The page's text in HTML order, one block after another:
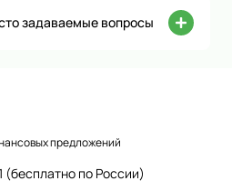
задаваемые вопросы
предложений
(бесплатно по России)